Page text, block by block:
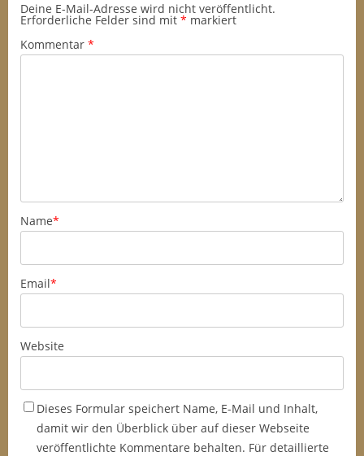
Deine E-Mail-Adresse wird nicht veröffentlicht.
Erforderliche Felder sind mit * markiert
Kommentar *
Name*
Email*
Website
Dieses Formular speichert Name, E-Mail und Inhalt,
damit wir den Überblick über auf dieser Webseite
veröffentlichte Kommentare behalten. Für detaillierte